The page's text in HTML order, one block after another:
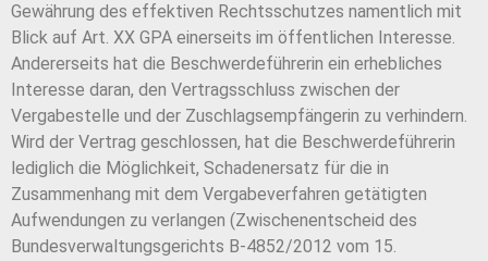
Gewährung des effektiven Rechtsschutzes namentlich mit
Blick auf Art. XX GPA einerseits im öffentlichen Interesse.
Andererseits hat die Beschwerdeführerin ein erhebliches
Interesse daran, den Vertragsschluss zwischen der
Vergabestelle und der Zuschlagsempfängerin zu verhindern.
Wird der Vertrag geschlossen, hat die Beschwerdeführerin
lediglich die Möglichkeit, Schadenersatz für die in
Zusammenhang mit dem Vergabeverfahren getätigten
Aufwendungen zu verlangen (Zwischenentscheid des
Bundesverwaltungsgerichts B-4852/2012 vom 15.